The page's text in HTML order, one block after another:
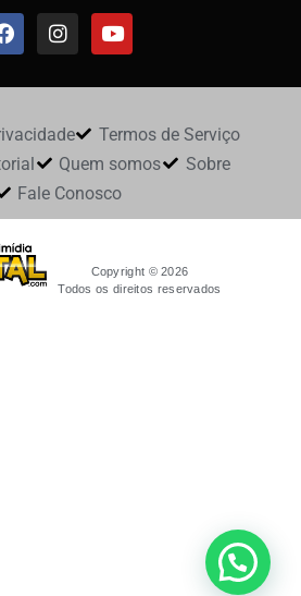
Termos de Serviço
Quem somos
Sobre
Fale Conosco
Copyright © 2026
Todos os direitos reservados